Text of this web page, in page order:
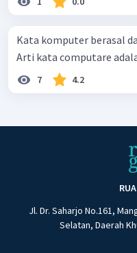
Kata komputer berasal
Arti kata computare
7 4.2
Jl. Dr. Saharjo No.161,
Selatan, Daerah